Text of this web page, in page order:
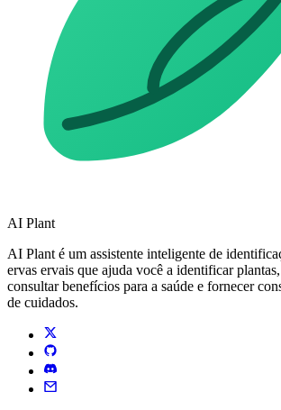
AI Plant
AI Plant é um assistente inteligente de
ervas ervais que ajuda você a identificar
consultar benefícios para a saúde e fornecer
de cuidados.